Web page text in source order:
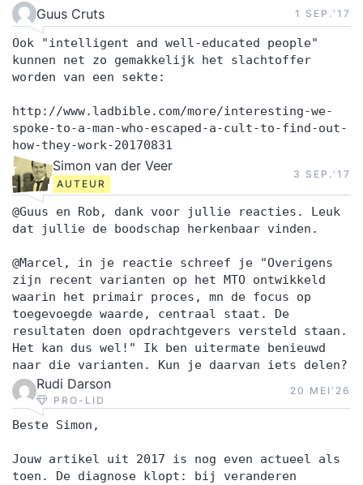
Guus Cruts 1 SEP.‘17
Ook "intelligent and well-educated people"
kunnen net zo gemakkelijk het slachtoffer
worden van een sekte:
http://www.ladbible.com/more/interesting-we-
spoke-to-a-man-who-escaped-a-cult-to-find-out-
how-they-work-20170831
Simon van der Veer
AUTEUR
3 SEP.‘17
@Guus en Rob, dank voor jullie reacties. Leuk
dat jullie de boodschap herkenbaar vinden.
@Marcel, in je reactie schreef je "Overigens
zijn recent varianten op het MTO ontwikkeld
waarin het primair proces, mn de focus op
toegevoegde waarde, centraal staat. De
resultaten doen opdrachtgevers versteld staan.
Het kan dus wel!" Ik ben uitermate benieuwd
naar die varianten. Kun je daarvan iets delen?
Rudi Darson
PRO-LID
20 MEI‘26
Beste Simon,
Jouw artikel uit 2017 is nog even actueel als
toen. De diagnose klopt: bij veranderen